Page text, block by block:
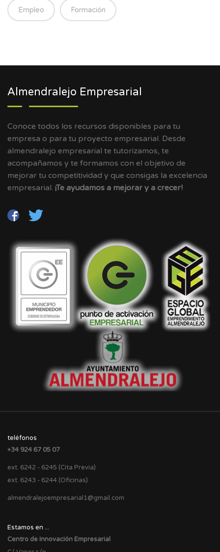
Empleo Formación
Almendralejo Empresarial
Conoce todos los recursos disponibles para tu
empresa o para tu proyecto empresarial. Desde
almendralejo empresarial te tutorizamos, te
acompañamos y te formamos con el objetivo de
mejorar tu competitividad y que consigas la excelencia
empresarial. ¡Te ayudamos a mejorar y a crecer!
teléfonos
+34 924 67 05 07
ext. 6242 - 6245 (Cita Previa)
ext. 6243 - 6244 (Oficinas)
almendralejoempresarial1@gmail.com
Estamos en ...
Centro de Innovación Empresarial